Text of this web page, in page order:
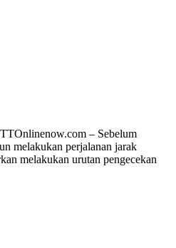
– Sebelum
melakukan perjalanan jarak
melakukan urutan pengecekan